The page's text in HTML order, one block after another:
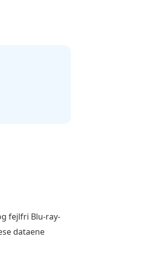
fejlfri Blu-ray-
dataene